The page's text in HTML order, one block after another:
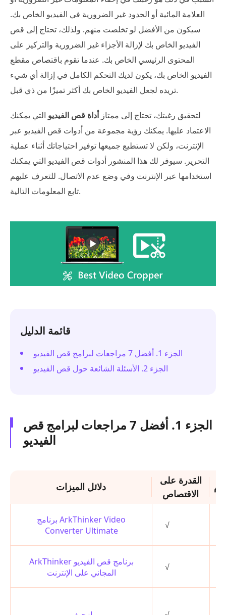
العلامة المائية أو الحدود غير الضرورية في الفيديو الخاص بك.
سيكون من الأفضل لو تخلصت منهم. ولذلك، تحتاج إلى قص
الفيديو الخاص بك لإزالة الأجزاء غير الضرورية والتركيز على
المحتوى الرئيسي الخاص بك. عندما تقوم باقتصاص مقطع
الفيديو الخاص بك، يكون لديك التحكم الكامل في إزالة أي شيء
تريده لجعل الفيديو الخاص بك أكثر تميزًا من ذي قبل.
لتحقيق رغبتك، تحتاج إلى ممتازأداة قص الفيديو التي يمكنك
الاعتماد عليها. يمكنك رؤية مجموعة من أدوات قص الفيديو عبر
الإنترنت، ولكن لا تستطيع جميعها توفير احتياجاتك أثناء عملية
التحرير. سيوفر لك هذا المنشور أدوات قص الفيديو التي يمكنك
استخدامها عبر الإنترنت وفي وضع عدم الاتصال. للتعرف عليهم
تابع المعلومات التالية.
قائمة الدليل
الجزء 1. أفضل 7 مراجعات لبرامج قص الفيديو
الجزء 2. الأسئلة الشائعة حول قص الفيديو
الجزء 1. أفضل 7 مراجعات لبرامج قص
الفيديو
دلائل الميزات
القدرة على
الاقتصاص
برنامج ArkThinker Video
Converter Ultimate
√
ArkThinker برنامج قص الفيديو
المجاني على الإنترنت
√